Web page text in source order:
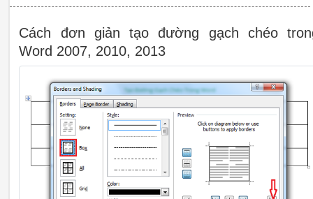
Cách đơn giản tạo đường gạch chéo
Word 2007, 2010, 2013